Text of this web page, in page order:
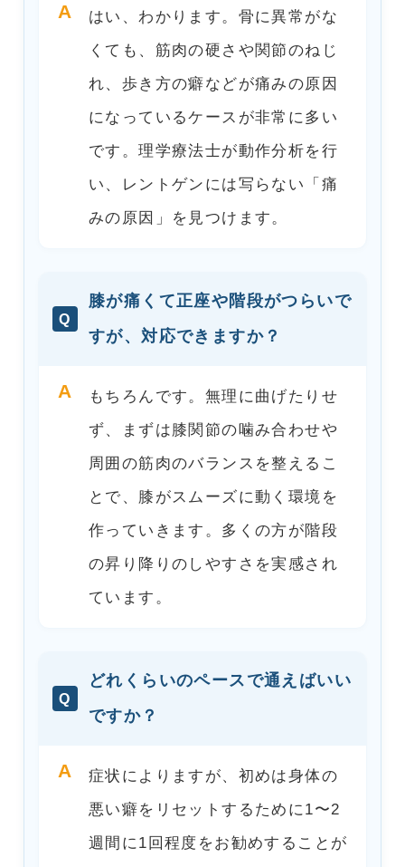
A
はい、わかります。骨に異常がな
くても、筋肉の硬さや関節のねじ
れ、歩き方の癖などが痛みの原因
になっているケースが非常に多い
です。理学療法士が動作分析を行
い、レントゲンには写らない「痛
みの原因」を見つけます。
Q
膝が痛くて正座や階段がつらいで
すが、対応できますか？
A
もちろんです。無理に曲げたりせ
ず、まずは膝関節の噛み合わせや
周囲の筋肉のバランスを整えるこ
とで、膝がスムーズに動く環境を
作っていきます。多くの方が階段
の昇り降りのしやすさを実感され
ています。
Q
どれくらいのペースで通えばいい
ですか？
A
症状によりますが、初めは身体の
悪い癖をリセットするために1〜2
週間に1回程度をお勧めすることが